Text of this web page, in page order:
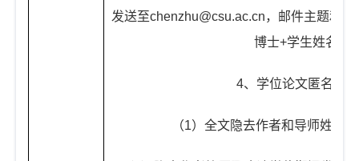
发送至chenzhu@csu.ac.cn，邮件主题和附
博士+学生姓名”。
4、学位论文匿名要
（1）全文隐去作者和导师姓名